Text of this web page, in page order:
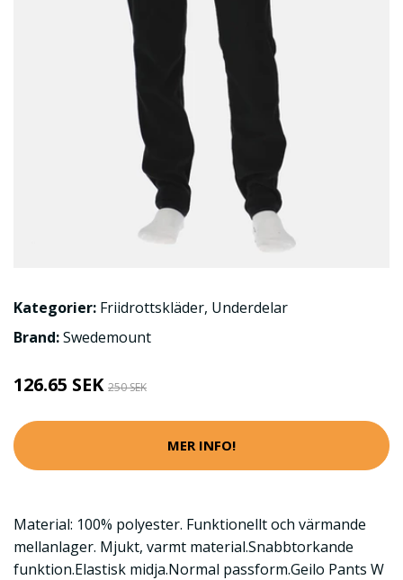
Kategorier: Friidrottskläder, Underdelar
Brand:Swedemount
126.65 SEK 250 SEK
MER INFO!
Material: 100% polyester. Funktionellt och värmande
mellanlager. Mjukt, varmt material.Snabbtorkande
funktion.Elastisk midja.Normal passform.Geilo Pants W